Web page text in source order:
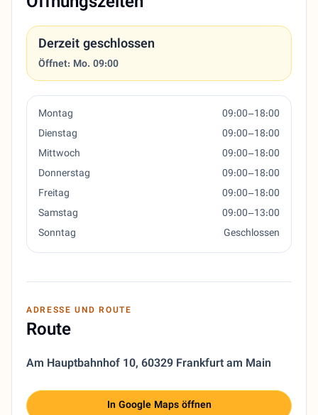
Derzeit geschlossen
Öffnet: Mo. 09:00
Montag
09:00–18:00
Dienstag
09:00–18:00
Mittwoch
09:00–18:00
Donnerstag
09:00–18:00
Freitag
09:00–18:00
Samstag
09:00–13:00
Sonntag
Geschlossen
ADRESSE UND ROUTE
Route
Am Hauptbahnhof 10, 60329 Frankfurt am Main
In Google Maps öffnen